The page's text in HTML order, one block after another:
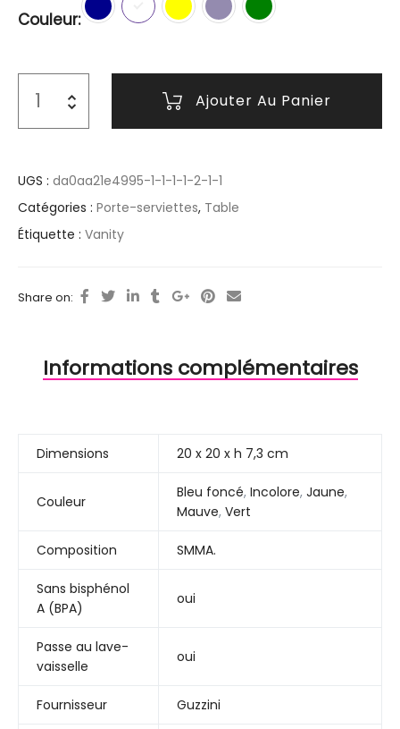
Couleur
Ajouter Au Panier
UGS : da0aa21e4995-1-1-1-1-2-1-1
Catégories : Porte-serviettes, Table
Étiquette : Vanity
Share on:
Informations complémentaires
Dimensions 20 x 20 x h 7,3 cm
Couleur
Bleu foncé, Incolore, Jaune,
Mauve, Vert
Composition SMMA.
Sans bisphénol
A (BPA)
oui
Passe au lave-
vaisselle
oui
Fournisseur Guzzini